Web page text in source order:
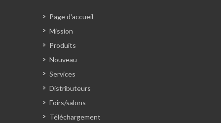
Page d'accueil
Mission
Produits
Nouveau
Services
Distributeurs
Foirs/salons
Téléchargement